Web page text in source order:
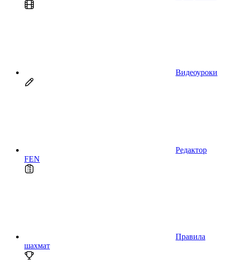
Видеоуроки
Редактор
FEN
Правила
шахмат